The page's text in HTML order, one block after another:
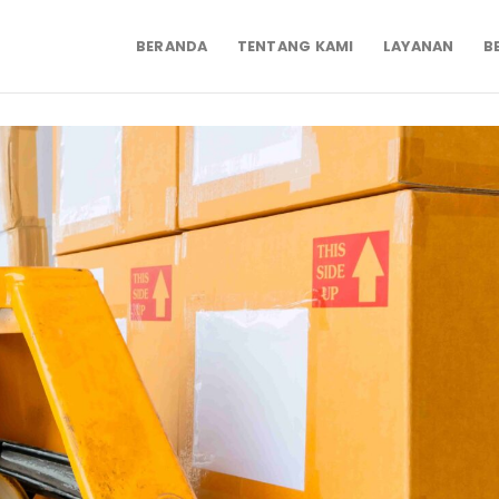
BERANDA TENTANG KAMI LAYANAN